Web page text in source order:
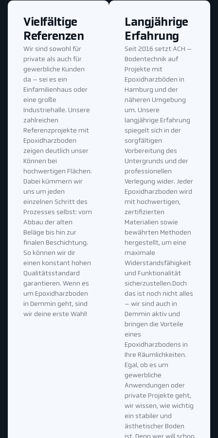
Langjährige
Erfahrung
Seit 2016 setzt ACH –
Bodentechnik auf
Projekte mit
Epoxidharzböden in
Hamburg und der
näheren Umgebung
um. Unsere
langjährige Erfahrung
spiegelt sich in der
sorgfältigen
Vorbereitung des
Untergrunds und der
professionellen
Verlegung wider. Jeder
Epoxidharzboden wird
mit hochwertigen,
zertifizierten
Materialien sowie
bewährten Methoden
hergestellt, um eine
maximale
Widerstandsfähigkeit
und Funktionalität
sicherzustellen.Doch
das ist noch nicht alles
– wir sind auch in
Demmin aktiv und
bringen die Vorteile
eines
Epoxidharzbodens in
Ihre Räumlichkeiten.
Egal, ob es um
gewerbliche
Anwendungen oder
private Projekte geht,
wir wissen, wie wichtig
ein stabiler und
ästhetischer Boden
Vielfältige
Referenzen
Wir sind sowohl für
private als auch für
gewerbliche Kunden
da – sei es ein
Einfamilienhaus oder
eine große
Industriehalle. Unsere
zahlreichen
Referenzprojekte mit
Epoxidharzboden
zeigen deutlich unser
Können bei
hochwertigen Flächen.
Dabei kümmern wir
uns um jeden
einzelnen Schritt des
Prozesses selbst: vom
Abbau der alten
Beläge bis hin zur
finalen Beschichtung.
So können wir dir
einen konstant hohen
Qualitätsstandard
garantieren. Wenn es
um Epoxidharzboden
in Demmin geht, sind
wir deine erste Wahl!